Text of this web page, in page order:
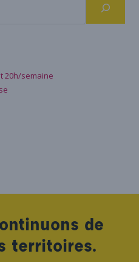
20h/semaine
de
territoires.